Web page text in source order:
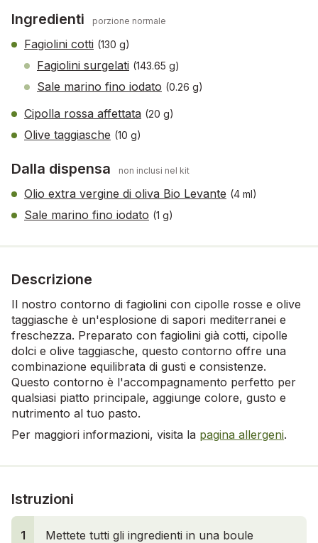
Ingredienti porzione normale
Fagiolini cotti (130 g)
Fagiolini surgelati (143.65 g)
Sale marino fino iodato (0.26 g)
Cipolla rossa affettata (20 g)
Olive taggiasche (10 g)
Dalla dispensa non inclusi nel kit
Olio extra vergine di oliva Bio Levante (4 ml)
Sale marino fino iodato (1 g)
Descrizione
Il nostro contorno di fagiolini con cipolle rosse e olive
taggiasche è un'esplosione di sapori mediterranei e
freschezza. Preparato con fagiolini già cotti, cipolle
dolci e olive taggiasche, questo contorno offre una
combinazione equilibrata di gusti e consistenze.
Questo contorno è l'accompagnamento perfetto per
qualsiasi piatto principale, aggiunge colore, gusto e
nutrimento al tuo pasto.
Per maggiori informazioni, visita la pagina allergeni.
Istruzioni
1 Mettete tutti gli ingredienti in una boule